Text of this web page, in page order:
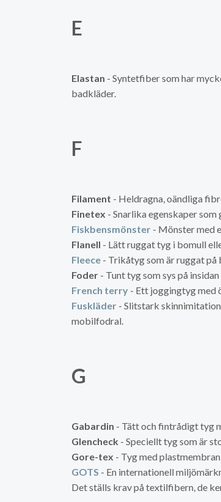
E
Elastan - Syntetfiber som har
badkläder.
F
Filament - Heldragna, oändliga
Finetex - Snarlika egenskaper som
Fiskbensmönster - Mönster med
Flanell - Lätt ruggat tyg i bomull
Fleece - Trikåtyg som är ruggat på
Foder - Tunt tyg som sys på
French terry - Ett joggingtyg med
Fuskläder - Slitstark
mobilfodral.
G
Gabardin - Tätt och fintrådigt tyg
Glencheck - Speciellt tyg som är
Gore-tex - Tyg med
GOTS - En internationell
Det ställs krav på textilfibern, de